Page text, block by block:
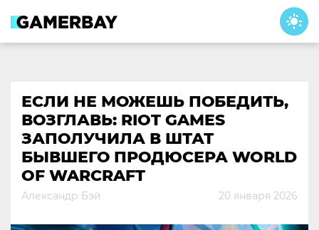
content
ЕСЛИ НЕ МОЖЕШЬ ПОБЕДИТЬ,
ВОЗГЛАВЬ: RIOT GAMES
ЗАПОЛУЧИЛА В ШТАТ
БЫВШЕГО ПРОДЮСЕРА WORLD
OF WARCRAFT
Александр Бэй 20 января 2026